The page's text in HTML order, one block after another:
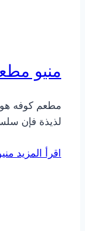
منيو
مطعم كوفه هو
لذيذة فإن
اقرأ المزيد